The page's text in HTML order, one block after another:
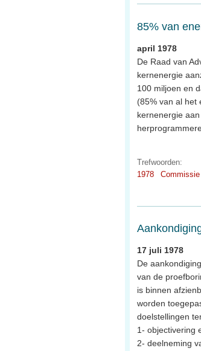
85% van
april 1978
De Raad van
kernenergie
100 miljoen en
(85% van al het
kernenergie
Trefwoorden:
1978
Commissie
17 juli 1978
De
van de
is binnen
worden
doelstellingen
1- objectivering
2- deelneming